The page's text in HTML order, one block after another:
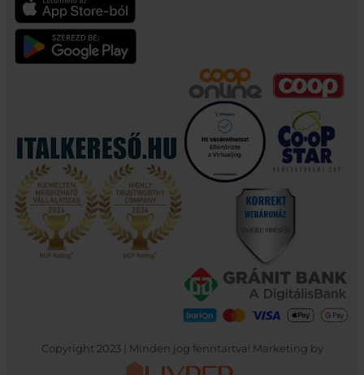
Copyright 2023 | Minden jog fenntartva! Marketing by